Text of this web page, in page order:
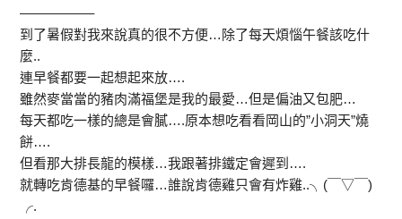
—————–
到了暑假對我來說真的很不方便…除了每天煩惱午餐該吃什
麼..
連早餐都要一起想起來放….
雖然麥當當的豬肉滿福堡是我的最愛…但是偏油又包肥…
每天都吃一樣的總是會膩….原本想吃看看岡山的”小洞天”燒
餅….
但看那大排長龍的模樣…我跟著排鐵定會遲到….
就轉吃肯德基的早餐囉…誰說肯德雞只會有炸雞..╮(￣▽￣)
╭.